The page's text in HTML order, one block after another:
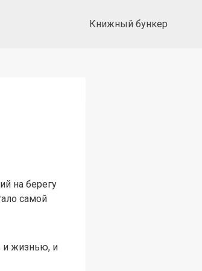
Книжный бункер
на берегу
самой
и жизнью, и